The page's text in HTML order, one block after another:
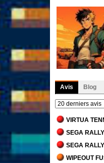
Avis Blog
VIRTUA
SEGA RALLY
SEGA
WIPEOUT